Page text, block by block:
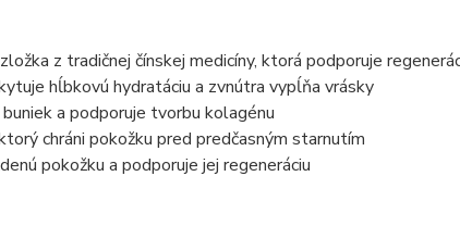
z tradičnej čínskej medicíny, ktorá podporuje
hĺbkovú hydratáciu a zvnútra vypĺňa vrásky
a podporuje tvorbu kolagénu
chráni pokožku pred predčasným starnutím
pokožku a podporuje jej regeneráciu